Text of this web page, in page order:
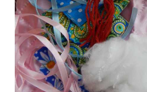
23 Февраля
8 Марта
9 Мая - День Победы
Спортивные праздники
День рождения
Выпускной в начальной
школе
Другие праздники